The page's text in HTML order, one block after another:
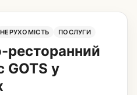
НЕРУХОМІСТЬ ПОСЛУГИ
ресторанний
GOTS у